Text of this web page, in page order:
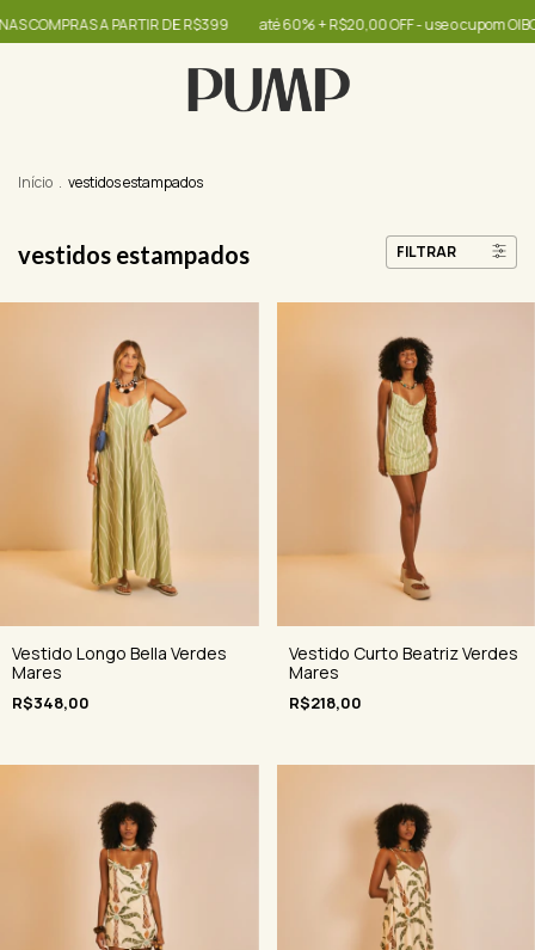
R$399 até 60% + R$20,00 OFF - use o cupom OIBONITA FRETE GRÁTIS
Início . vestidos estampados
vestidos estampados FILTRAR
Vestido Longo Bella Verdes
Mares
R$348,00
Vestido Curto Beatriz Verdes
Mares
R$218,00